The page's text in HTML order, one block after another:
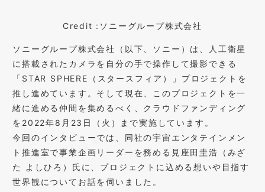
Credit :ソニーグループ株式会社
ソニーグループ株式会社（以下、ソニー）は、人工衛星
に搭載されたカメラを自分の手で操作して撮影できる
「 STAR SPHERE
（スタースフィア）」プロジェクトを
推し進めています。そして現在、このプロジェクトを一
緒に進める仲間を集めるべく、クラウドファンディング
を 2022年8 月 23 日（火）まで実施しています。
今回のインタビューでは、同社の宇宙エンタテインメン
ト推進室で事業企画リーダーを務める見座田圭浩（みざ
た よしひろ）氏に、プロジェクトに込める想いや目指す
世界観についてお話を伺いました。